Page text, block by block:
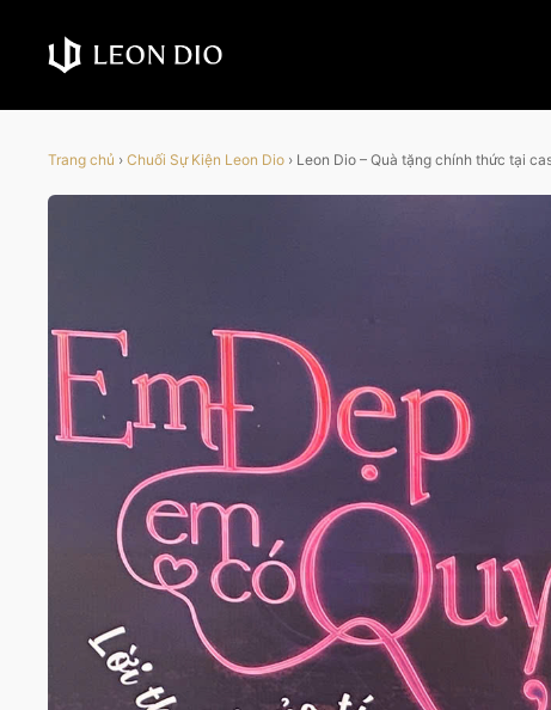
Trang chủ › Chuối Sự Kiện Leon Dio › Leon Dio – Quà tặng chính thức tại